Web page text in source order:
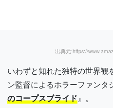
出典元:https://
いわずと知れた独特の世界観
ン監督によるホラーファンタ
のコープスブライド』。